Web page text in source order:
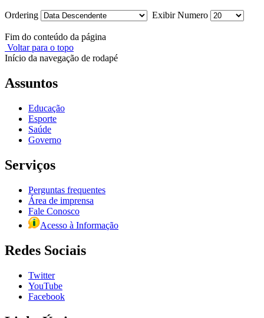
Ordering Exibir Numero
Fim do conteúdo da página
Voltar para o topo
Início da navegação de rodapé
Assuntos
Educação
Esporte
Saúde
Governo
Serviços
Perguntas frequentes
Área de imprensa
Fale Conosco
Acesso à Informação
Redes Sociais
Twitter
YouTube
Facebook